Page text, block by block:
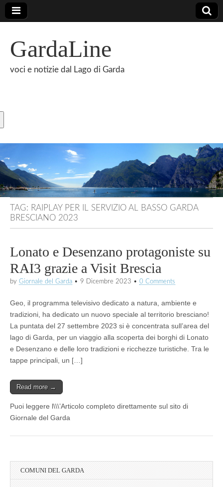
GardaLine
voci e notizie dal Lago di Garda
TAG: RAIPLAY PER IL SERVIZIO AL BASSO GARDA
BRESCIANO 2023
Lonato e Desenzano protagoniste su
RAI3 grazie a Visit Brescia
by Giornale del Garda • 9 Dicembre 2023 • 0 Comments
Geo, il programma televisivo dedicato a natura, ambiente e
tradizioni, ha dedicato un nuovo speciale al territorio bresciano!
La puntata del 27 settembre 2023 si è concentrata sull’area del
lago di Garda, per un viaggio alla scoperta dei borghi di Lonato
e Desenzano e delle loro tradizioni e ricchezze turistiche. Tra le
tappe principali, un […]
Read more →
Puoi leggere l\\\’Articolo completo direttamente sul sito di
Giornale del Garda
COMUNI DEL GARDA